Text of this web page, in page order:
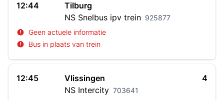
12:44
Tilburg
NS Snelbus ipv trein 925877
Geen actuele informatie
Bus in plaats van trein
12:45
Vlissingen
NS Intercity 703641
4